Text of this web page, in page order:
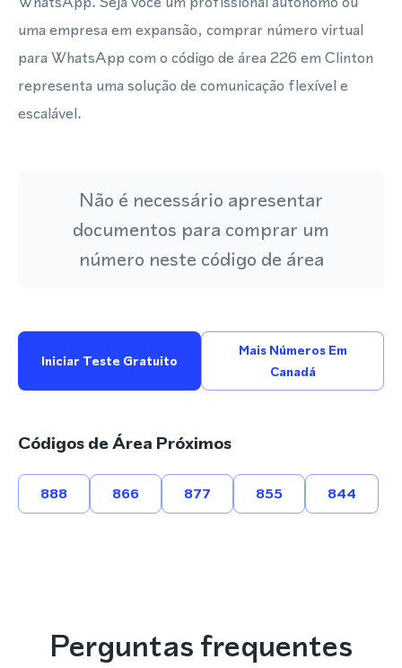
uma empresa em expansão, comprar número virtual
para WhatsApp com o código de área 226 em Clinton
representa uma solução de comunicação flexível e
escalável.
Não é necessário apresentar
documentos para comprar um
número neste código de área
Iniciar Teste Gratuito
Mais Números Em
Canadá
Códigos de Área Próximos
888 866 877 855 844
Perguntas frequentes